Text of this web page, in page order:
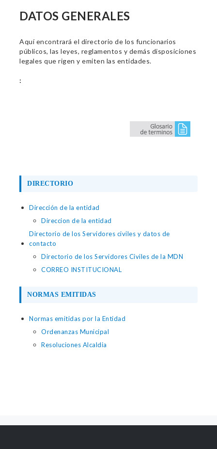
DATOS GENERALES
Aquí encontrará el directorio de los funcionarios
públicos, las leyes, reglamentos y demás disposiciones
legales que rigen y emiten las entidades.
:
DIRECTORIO
Dirección de la entidad
Direccion de la entidad
Directorio de los Servidores civiles y datos de
contacto
Directorio de los Servidores Civiles de la MDN
CORREO INSTITUCIONAL
NORMAS EMITIDAS
Normas emitidas por la Entidad
Ordenanzas Municipal
Resoluciones Alcaldia